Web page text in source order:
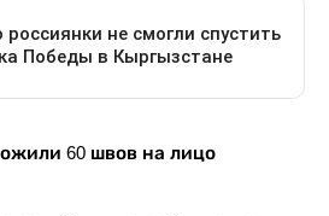
60 швов на лицо